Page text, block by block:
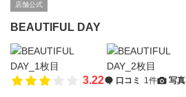
店舗公式
BEAUTIFUL DAY
3.22 口コミ 1件 写真